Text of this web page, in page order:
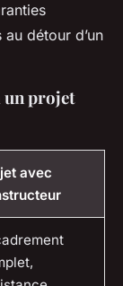
détour d’un
un projet
avec